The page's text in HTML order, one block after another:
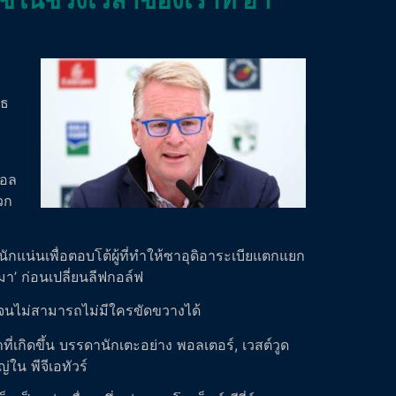
ล
ก
แน่นเพื่อตอบโต้ผู้ที่ทำให้ซาอุดิอาระเบียแตกแยก
า’ ก่อนเปลี่ยนลีฟกอล์ฟ
ไม่สามารถไม่มีใครขัดขวางได้
กิดขึ้น บรรดานักเตะอย่าง พอลเตอร์, เวสต์วูด
ใน พีจีเอทัวร์